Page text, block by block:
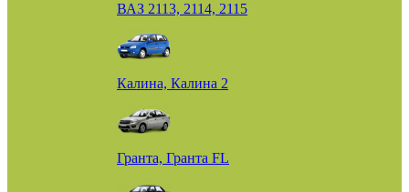
ВАЗ 2113, 2114, 2115
Калина, Калина 2
Гранта, Гранта FL